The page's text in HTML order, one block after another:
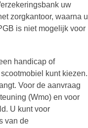
uw
zorgkantoor, waarna u
is niet mogelijk voor
handicap of
kunt kiezen.
Voor de aanvraag
(Wmo) en voor
U kunt voor
van de